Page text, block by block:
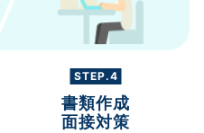
STEP.4
書類作成
面接対策